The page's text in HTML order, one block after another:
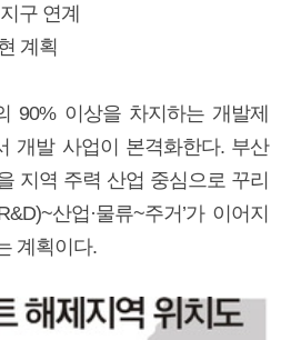
구 연계
계획
90% 이상을 차지하는 개발제
개발 사업이 본격화한다. 부산
지역 주력 산업 중심으로 꾸리
산업·물류~주거’가 이어지
계획이다.